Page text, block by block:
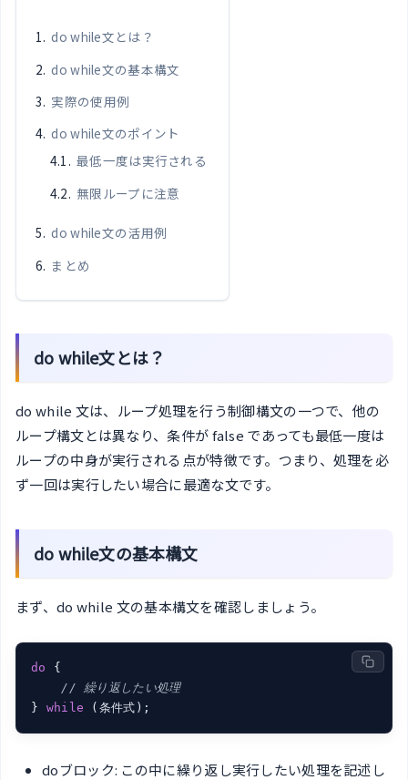
do while文とは？
do while文の基本構文
実際の使用例
do while文のポイント
最低一度は実行される
無限ループに注意
do while文の活用例
まとめ
do while文とは？
do while 文は、ループ処理を行う制御構文の一つで、他の
ループ構文とは異なり、条件が false であっても最低一度は
ループの中身が実行される点が特徴です。つまり、処理を必
ず一回は実行したい場合に最適な文です。
do while文の基本構文
まず、do while 文の基本構文を確認しましょう。
do
{
// 繰り返したい処理
} while (条件式);
doブロック: この中に繰り返し実行したい処理を記述し